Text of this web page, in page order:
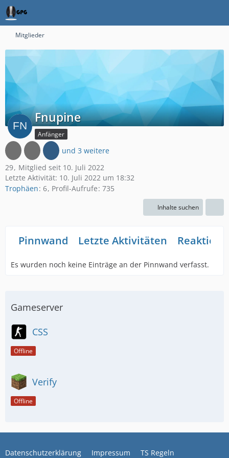
Mitglieder
Fnupine
Anfänger
und 3 weitere
29 Mitglied seit 10. Juli 2022
Letzte Aktivität: 10. Juli 2022 um 18:32
Trophäen 6 Profil-Aufrufe 735
Inhalte suchen
Pinnwand Letzte Aktivitäten
Es wurden noch keine Einträge an der Pinnwand verfasst.
Gameserver
CSS
Offline
Verify
Offline
Datenschutzerklärung Impressum TS Regeln